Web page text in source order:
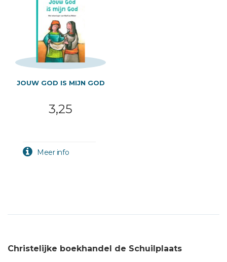
JOUW GOD IS MIJN GOD
3,25
Christelijke boekhandel de Schuilplaats